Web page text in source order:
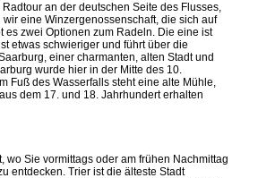
an der deutschen Seite des Flusses,
eine Winzergenossenschaft, die sich auf
es zwei Optionen zum Radeln. Die eine ist
etwas schwieriger und führt über die
einer charmanten, alten Stadt und
wurde hier in der Mitte des 10.
Fuß des Wasserfalls steht eine alte Mühle,
dem 17. und 18. Jahrhundert erhalten
wo Sie vormittags oder am frühen Nachmittag
entdecken. Trier ist die älteste Stadt